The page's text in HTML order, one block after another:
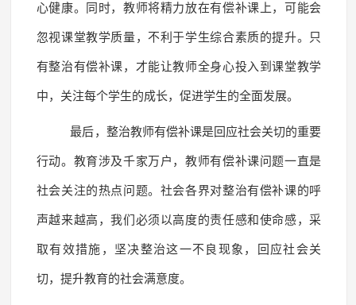
心健康。同时，教师将精力放在有偿补课上，可能会
忽视课堂教学质量，不利于学生综合素质的提升。只
有整治有偿补课，才能让教师全身心投入到课堂教学
中，关注每个学生的成长，促进学生的全面发展。
最后，整治教师有偿补课是回应社会关切的重要
行动。教育涉及千家万户，教师有偿补课问题一直是
社会关注的热点问题。社会各界对整治有偿补课的呼
声越来越高，我们必须以高度的责任感和使命感，采
取有效措施，坚决整治这一不良现象，回应社会关
切，提升教育的社会满意度。